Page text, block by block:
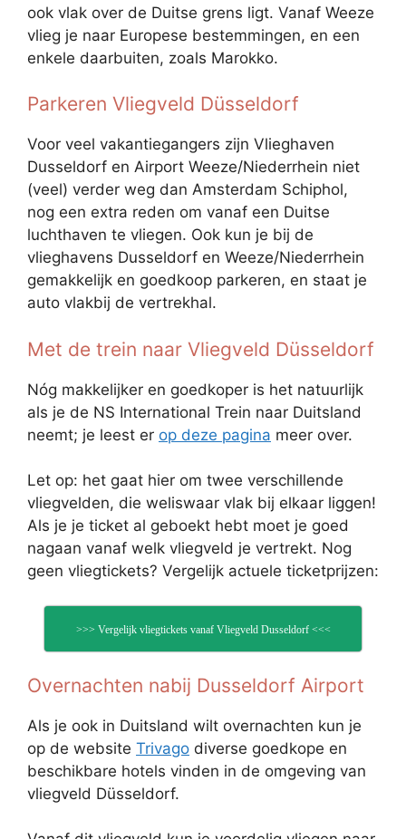
ook vlak over de Duitse grens ligt. Vanaf Weeze
vlieg je naar Europese bestemmingen, en een
enkele daarbuiten, zoals Marokko.
Parkeren Vliegveld Düsseldorf
Voor veel vakantiegangers zijn Vlieghaven
Dusseldorf en Airport Weeze/Niederrhein niet
(veel) verder weg dan Amsterdam Schiphol,
nog een extra reden om vanaf een Duitse
luchthaven te vliegen. Ook kun je bij de
vlieghavens Dusseldorf en Weeze/Niederrhein
gemakkelijk en goedkoop parkeren, en staat je
auto vlakbij de vertrekhal.
Met de trein naar Vliegveld Düsseldorf
Nóg makkelijker en goedkoper is het natuurlijk
als je de NS International Trein naar Duitsland
neemt; je leest er op deze pagina meer over.
Let op: het gaat hier om twee verschillende
vliegvelden, die weliswaar vlak bij elkaar liggen!
Als je je ticket al geboekt hebt moet je goed
nagaan vanaf welk vliegveld je vertrekt. Nog
geen vliegtickets? Vergelijk actuele ticketprijzen:
>>> Vergelijk vliegtickets vanaf Vliegveld Dusseldorf <<<
Overnachten nabij Dusseldorf Airport
Als je ook in Duitsland wilt overnachten kun je
op de website Trivago diverse goedkope en
beschikbare hotels vinden in de omgeving van
vliegveld Düsseldorf.